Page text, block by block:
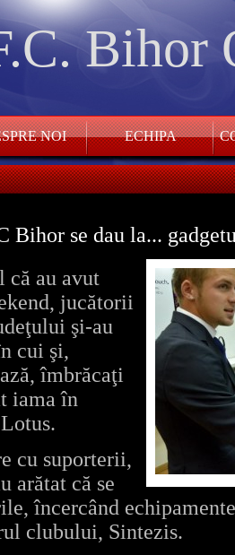
Bihor
NOI ECHIPA
Bihor se dau la...
că au avut
jucătorii
şi-au
cui şi,
îmbrăcaţi
iama în
cu suporterii,
arătat că se
încercând
clubului, Sintezis.